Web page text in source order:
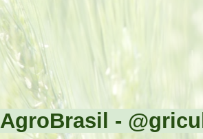
AgroBrasil -